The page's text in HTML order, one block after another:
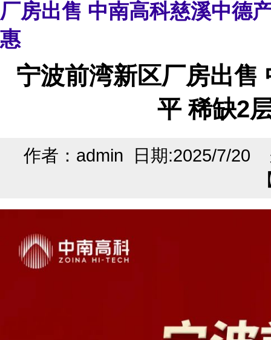
厂房出售 中南高科慈溪中德
惠
宁波前湾新区厂房出售
平 稀缺2
作者：admin 日期:2025/7/20